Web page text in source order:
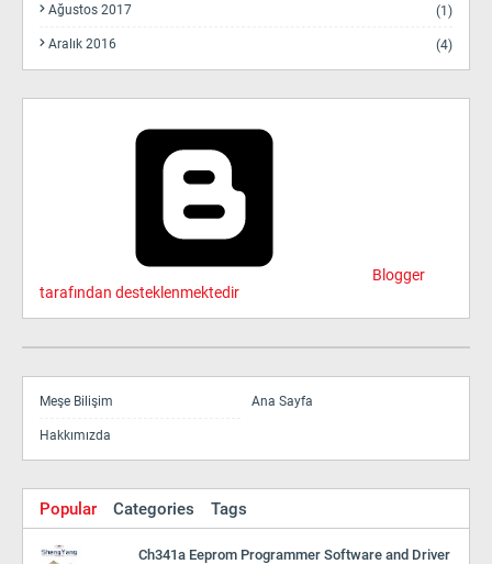
Ağustos 2017 (1)
Aralık 2016 (4)
Blogger
tarafından desteklenmektedir
Meşe Bilişim Ana Sayfa
Hakkımızda
Popular Categories Tags
Ch341a Eeprom Programmer Software and Driver